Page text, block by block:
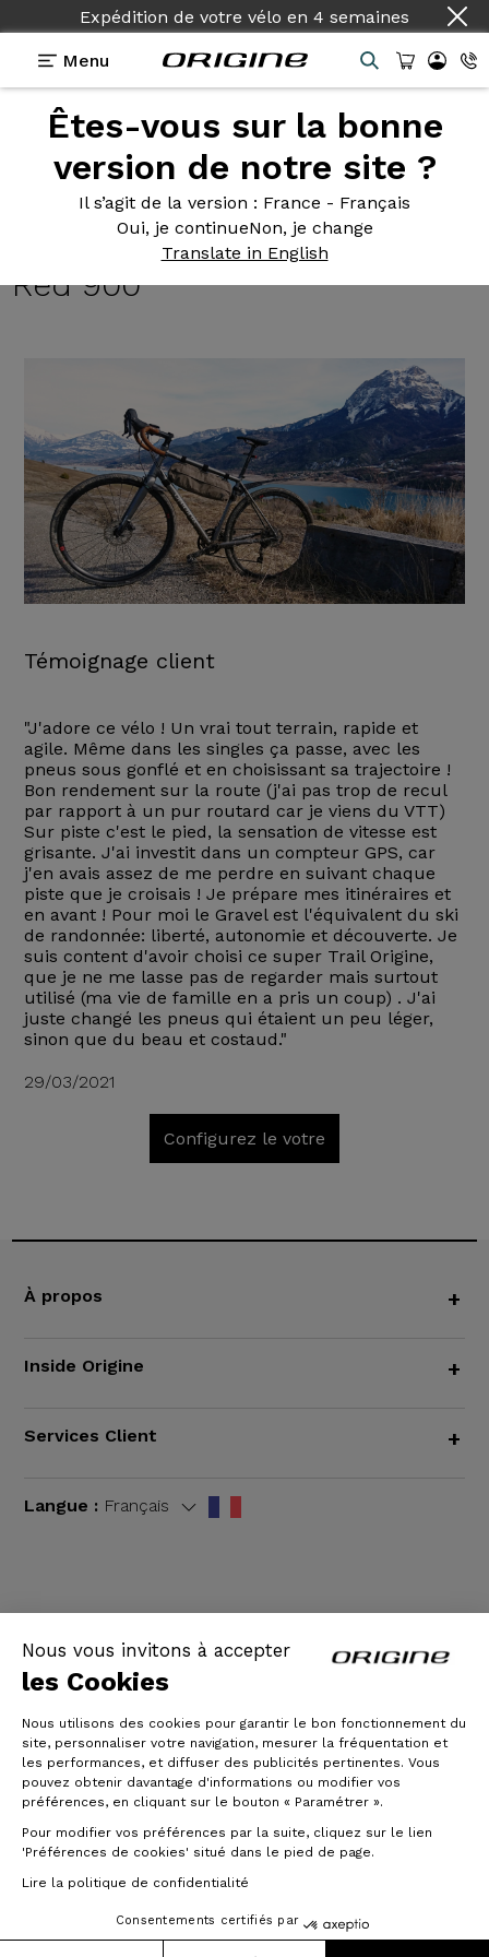
Nous vous invitons à accepter
les Cookies
Nous utilisons des cookies pour garantir le bon fonctionnement du
site, personnaliser votre navigation, mesurer la fréquentation et
les performances, et diffuser des publicités pertinentes. Vous
pouvez obtenir davantage d'informations ou modifier vos
préférences, en cliquant sur le bouton « Paramétrer ».
Pour modifier vos préférences par la suite, cliquez sur le lien
'Préférences de cookies' situé dans le pied de page.
Lire la politique de confidentialité
Consentements certifiés par
Expédition de votre vélo en 4 semaines
Menu
Êtes-vous sur la bonne
version de notre site ?
Il s’agit de la version : France - Français
Oui, je continueNon, je change
Translate in English
Témoignages>Trail Gravel - Shimano GRX 400 -
Trail Gravel- Shimano GRX
400 - Roues Fulcrum Rapid
Red 900
Témoignage client
"J'adore ce vélo ! Un vrai tout terrain, rapide et
agile. Même dans les singles ça passe, avec les
pneus sous gonflé et en choisissant sa trajectoire !
Bon rendement sur la route (j'ai pas trop de recul
par rapport à un pur routard car je viens du VTT)
Sur piste c'est le pied, la sensation de vitesse est
grisante. J'ai investit dans un compteur GPS, car
j'en avais assez de me perdre en suivant chaque
piste que je croisais ! Je prépare mes itinéraires et
en avant ! Pour moi le Gravel est l'équivalent du ski
de randonnée: liberté, autonomie et découverte. Je
suis content d'avoir choisi ce super Trail Origine,
que je ne me lasse pas de regarder mais surtout
utilisé (ma vie de famille en a pris un coup) . J'ai
juste changé les pneus qui étaient un peu léger,
sinon que du beau et costaud."
29/03/2021
Configurez le votre
À propos +
Inside Origine +
Services Client +
Langue : Français
© Origine Cycles